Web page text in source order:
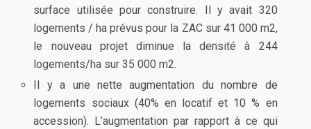
surface utilisée pour construire. Il y avait 320
logements / ha prévus pour la ZAC sur 41 000 m2,
le nouveau projet diminue la densité à 244
logements/ha sur 35 000 m2.
Il y a une nette augmentation du nombre de
logements sociaux (40% en locatif et 10 % en
accession). L’augmentation par rapport à ce qui